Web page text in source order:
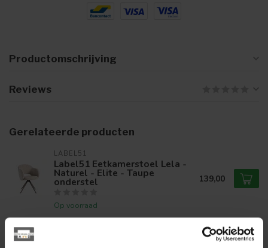
Productomschrijving
Reviews
Gerelateerde producten
LABEL51
Label51 Eetkamerstoel Lela -
Naturel - Elite - Taupe
onderstel
Op voorraad
139,00